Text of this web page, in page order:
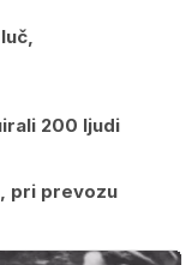
200 ljudi
pri prevozu